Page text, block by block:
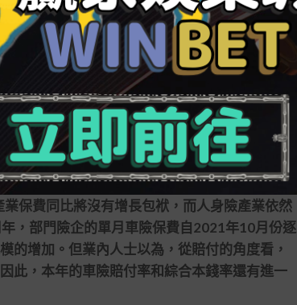
。上年，康健險賠付額達4029億元，同比增
，比2020年的3574提高了1196個百分點。
勞較大，成長較快，但另一方面，其賠付的高
長105。一是車險綜合革新的降費、增保走
保費同比將沒有增長包袱，而人身險產業依然
，部門險企的單月車險保費自2021年10月份逐
的增加。但業內人士以為，從賠付的角度看，
此，本年的車險賠付率和綜合本錢率還有進一